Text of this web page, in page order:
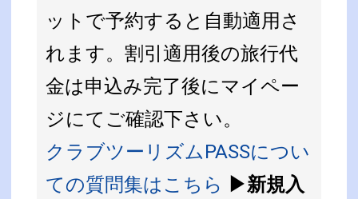
ットで予約すると自動適用さ
れます。割引適用後の旅行代
金は申込み完了後にマイペー
ジにてご確認下さい。
クラブツーリズムPASSについ
ての質問集はこちら ▶新規入